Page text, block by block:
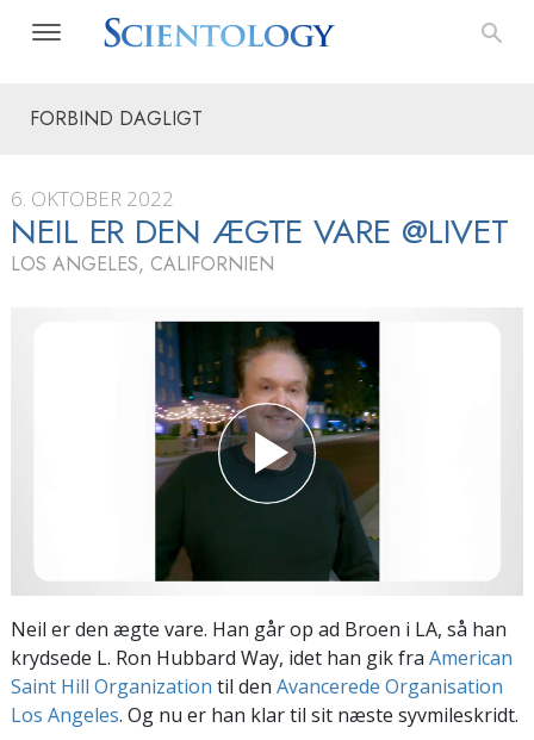
FORBIND DAGLIGT
6. OKTOBER 2022
NEIL ER DEN ÆGTE VARE @LIVET
LOS ANGELES, CALIFORNIEN
Neil er den ægte vare. Han går op ad Broen i LA, så han
krydsede L. Ron Hubbard Way, idet han gik fra American
Saint Hill Organization til den Avancerede Organisation
Los Angeles. Og nu er han klar til sit næste syvmileskridt.